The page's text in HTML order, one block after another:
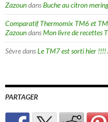
ZazoundansBuche au citron
Comparatif Thermomix TM6 et
ZazoundansMon livre de recettes
SèvredansLe TM7 est sorti hier !!!!
PARTAGER